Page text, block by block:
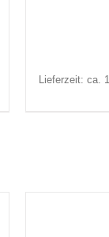
Lieferzeit: ca.